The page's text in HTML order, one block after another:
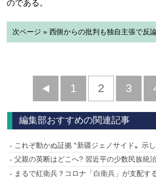
のである。
次ページ » 西側からの批判も独自主張で反
前
へ
1 2 3
編集部おすすめの関連記事
これぞ動かぬ証拠 ‶新疆ジェノサイド〟示
父親の英断はどこへ? 習近平の少数民族統
まるで紅衛兵？コロナ「白衛兵」が支配す